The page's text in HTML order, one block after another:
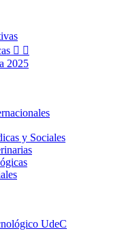
 
2025
y Sociales
UdeC